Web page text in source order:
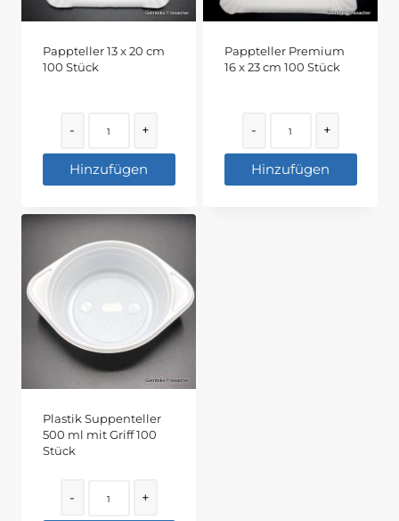
Pappteller 13 x 20 cm
100 Stück
- +
Hinzufügen
Pappteller Premium
16 x 23 cm 100 Stück
- +
Hinzufügen
Plastik Suppenteller
500 ml mit Griff 100
Stück
- +